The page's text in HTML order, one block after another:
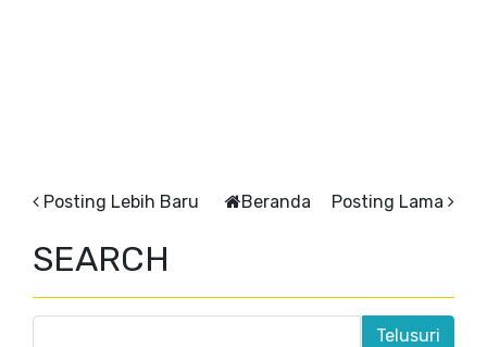
Posting Lebih Baru Posting Lama
Beranda
SEARCH